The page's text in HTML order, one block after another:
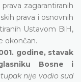
zagarantiranih
prava i osnovnih
Ustavom BiH,
okončan.
godine, stavak
Bosne i
nije vodio sud